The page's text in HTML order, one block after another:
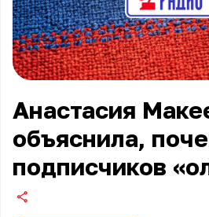
Анастасия
объяснила,
подписчиков